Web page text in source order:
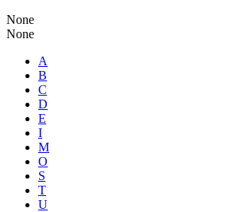
None
None
A
B
C
D
E
I
M
O
S
T
U